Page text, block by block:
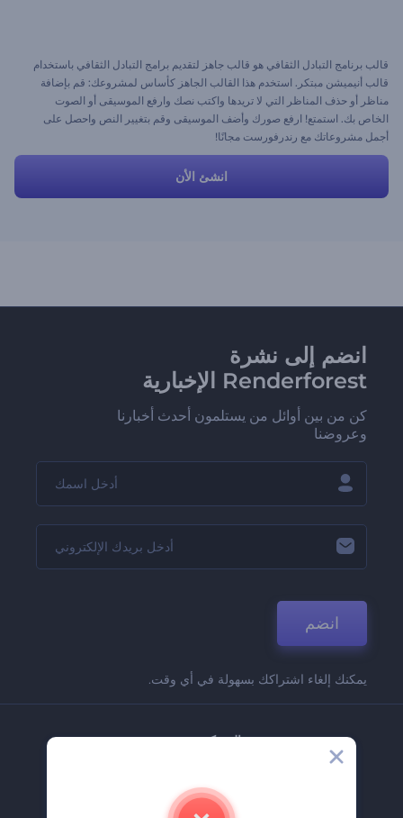
قالب برنامج التبادل الثقافي هو قالب جاهز لتقديم برامج التبادل الثقافي باستخدام
قالب أنيميشن مبتكر. استخدم هذا القالب الجاهز كأساس لمشروعك: قم بإضافة
مناظر أو حذف المناظر التي لا تريدها واكتب نصك وارفع الموسيقى أو الصوت
الخاص بك. استمتع! ارفع صورك وأضف الموسيقى وقم بتغيير النص واحصل على
أجمل مشروعاتك مع رندرفورست مجانًا!
انشئ الأن
انضم إلى نشرة
Renderforest الإخبارية
كن من بين أوائل من يستلمون أحدث أخبارنا
وعروضنا
انضم
يمكنك إلغاء اشتراكك بسهولة في أي وقت.
الشركة
اتصل بنا